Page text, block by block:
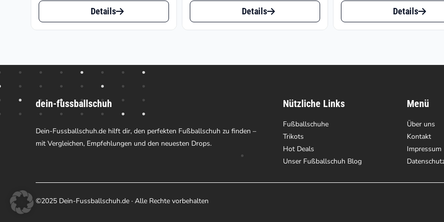
€50.21
Produkt
Varianten
auf.
Die
Optionen
können
der
Produktseite
Details
bis
€81.90
Produkt
Optionen
können
der
Produktseite
Details
Produkt
Die
auf
der
Details
dein-fussballschuh
Dein-Fussballschuh.de hilft dir, den perfekten Fußballschuh zu finden –
mit Vergleichen, Empfehlungen und den neuesten Drops.
Nützliche Links
Fußballschuhe
Trikots
Hot Deals
Unser Fußballschuh Blog
Menü
Über uns
Kontakt
Impressum
©2025 Dein-Fussballschuh.de · Alle Rechte vorbehalten